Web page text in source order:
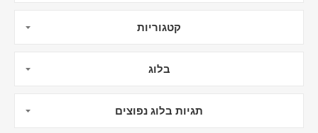
קטגוריות
בלוג
תגיות בלוג נפוצים